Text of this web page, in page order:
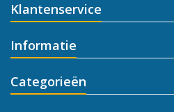
Klantenservice
Informatie
Categorieën